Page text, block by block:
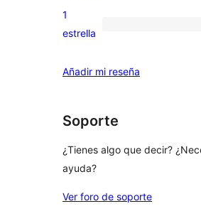
valoraciones
de
estrellas
0
de
1
estrella
Añadir mi reseña
Soporte
¿Tienes algo que decir?
ayuda?
Ver foro de soporte